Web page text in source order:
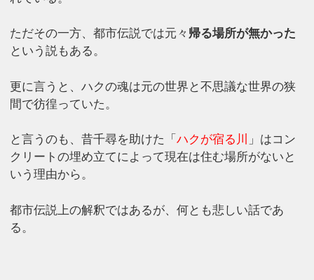
ただその一方、都市伝説では元々 帰る場所が無かった
という説もある。
更に言うと、ハクの魂は元の世界と不思議な世界の狭
間で彷徨っていた。
と言うのも、昔千尋を助けた「ハクが宿る川
」はコン
クリートの埋め立てによって現在は住む場所がないと
いう理由から。
都市伝説上の解釈ではあるが、何とも悲しい話であ
る。